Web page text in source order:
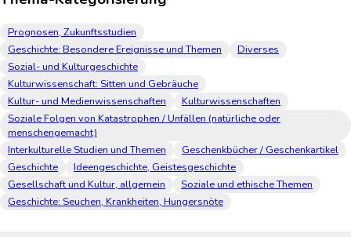
Prognosen, Zukunftsstudien
Geschichte: Besondere Ereignisse und Themen
Diverses
Sozial- und Kulturgeschichte
Kulturwissenschaft: Sitten und Gebräuche
Kultur- und Medienwissenschaften
Kulturwissenschaften
Soziale Folgen von Katastrophen / Unfällen (natürliche oder
menschengemacht)
Interkulturelle Studien und Themen
Geschenkbücher / Geschenkartikel
Geschichte
Ideengeschichte, Geistesgeschichte
Gesellschaft und Kultur, allgemein
Soziale und ethische Themen
Geschichte: Seuchen, Krankheiten, Hungersnöte